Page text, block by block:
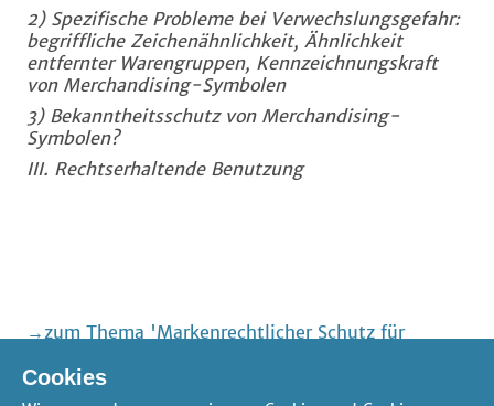
2) Spezifische Probleme bei Verwechslungsgefahr:
begriffliche Zeichenähnlichkeit, Ähnlichkeit
entfernter Warengruppen, Kennzeichnungskraft
von Merchandising-Symbolen
3) Bekanntheitsschutz von Merchandising-
Symbolen?
III. Rechtserhaltende Benutzung
zum Thema 'Markenrechtlicher Schutz für
zum Thema 'Gewerblicher Rechtsschutz'
Cookies